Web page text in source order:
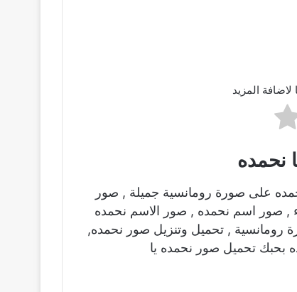
المزيد
نحمده
على صورة رومانسية جميلة , صور
, صور اسم نحمده , صور الاسم نحمده
, تحميل وتنزيل صور نحمده,
بحبك تحميل صور نحمده يا